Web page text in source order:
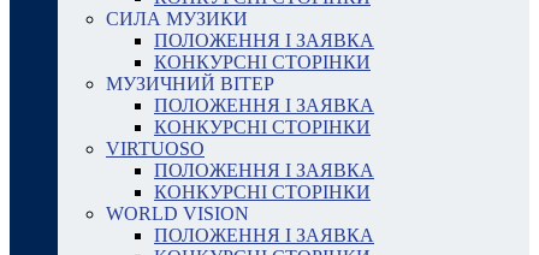
СИЛА МУЗИКИ
ПОЛОЖЕННЯ І ЗАЯВКА
КОНКУРСНІ СТОРІНКИ
МУЗИЧНИЙ ВІТЕР
ПОЛОЖЕННЯ І ЗАЯВКА
КОНКУРСНІ СТОРІНКИ
VIRTUOSO
ПОЛОЖЕННЯ І ЗАЯВКА
КОНКУРСНІ СТОРІНКИ
WORLD VISION
ПОЛОЖЕННЯ І ЗАЯВКА